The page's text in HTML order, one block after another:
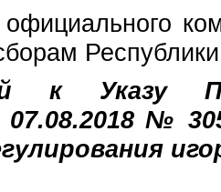
к Указу
№